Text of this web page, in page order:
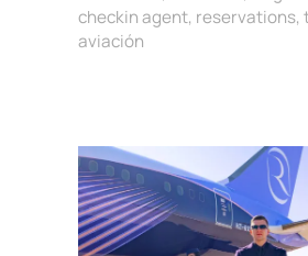
checkin agent, reservations,
aviación